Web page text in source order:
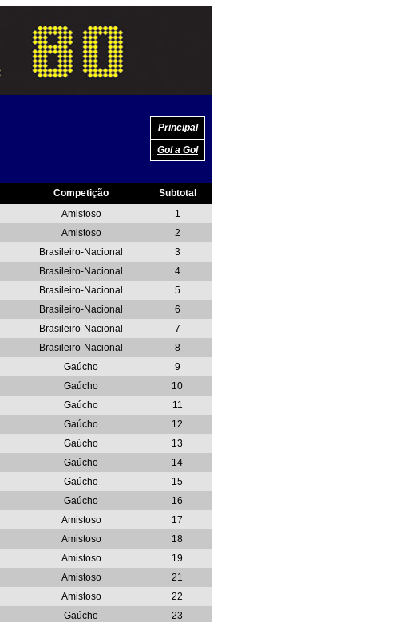
Principal
Gol a Gol
Competição
Subtotal
Amistoso
1
Amistoso
2
Brasileiro-Nacional
3
Brasileiro-Nacional
4
Brasileiro-Nacional
5
Brasileiro-Nacional
6
Brasileiro-Nacional
7
Brasileiro-Nacional
8
Gaúcho
9
Gaúcho
10
Gaúcho
11
Gaúcho
12
Gaúcho
13
Gaúcho
14
Gaúcho
15
Gaúcho
16
Amistoso
17
Amistoso
18
Amistoso
19
Amistoso
21
Amistoso
22
Gaúcho
23